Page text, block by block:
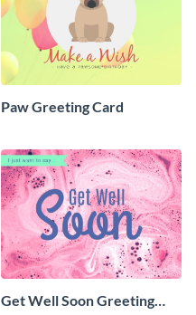
Paw Greeting Card
Get Well Soon Greeting